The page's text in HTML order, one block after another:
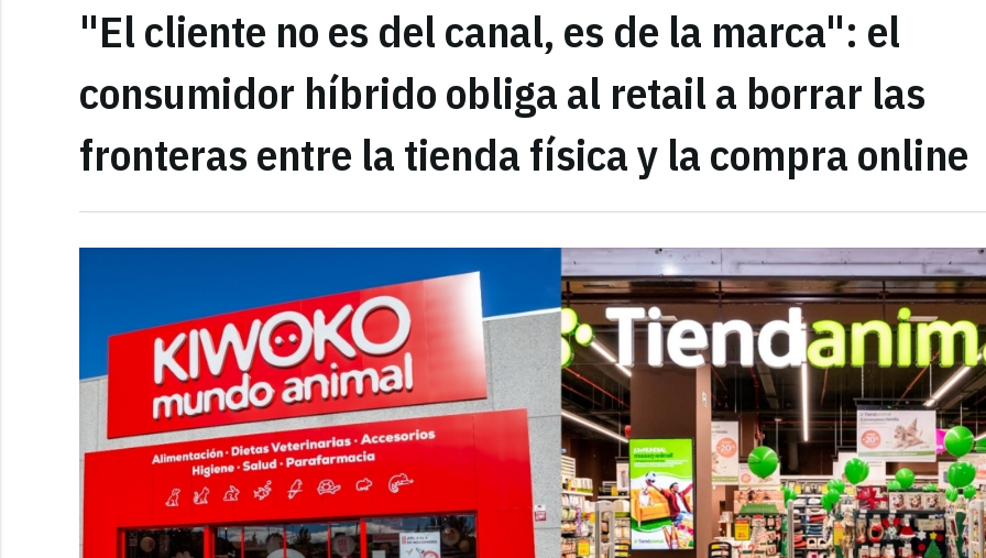
"El cliente no es del canal, es de la marca": el
consumidor híbrido obliga al retail a borrar las
fronteras entre la tienda física y la compra online